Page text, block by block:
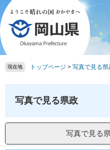
ペ
ー
ジ
の
先
頭
メ
ニ
ュ
ー
を
飛
現在地 トップページ > 写真で見る県
写真で見る県政
写真で見る